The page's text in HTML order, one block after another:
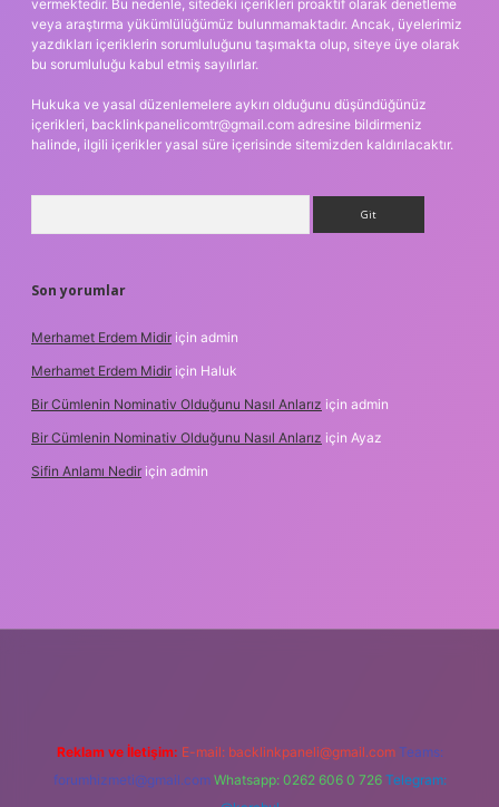
vermektedir. Bu nedenle, sitedeki içerikleri proaktif olarak denetleme
veya araştırma yükümlülüğümüz bulunmamaktadır. Ancak, üyelerimiz
yazdıkları içeriklerin sorumluluğunu taşımakta olup, siteye üye olarak
bu sorumluluğu kabul etmiş sayılırlar.
Hukuka ve yasal düzenlemelere aykırı olduğunu düşündüğünüz
içerikleri, backlinkpanelicomtr@gmail.com adresine bildirmeniz
halinde, ilgili içerikler yasal süre içerisinde sitemizden kaldırılacaktır.
Son yorumlar
Merhamet Erdem Midir için admin
Merhamet Erdem Midir için Haluk
Bir Cümlenin Nominativ Olduğunu Nasıl Anlarız için admin
Bir Cümlenin Nominativ Olduğunu Nasıl Anlarız için Ayaz
Sifin Anlamı Nedir için admin
Reklam ve İletişim: E-mail: backlinkpaneli@gmail.com Teams:
forumhizmeti@gmail.com Whatsapp: 0262 606 0 726 Telegram: